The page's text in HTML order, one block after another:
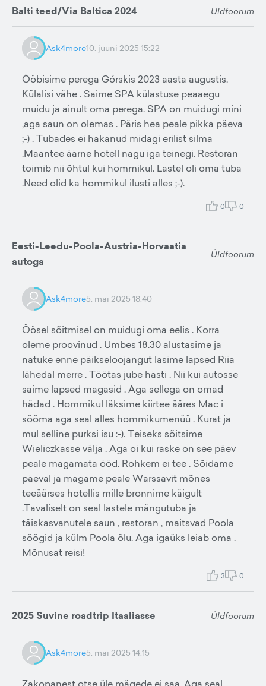
Balti teed/Via Baltica 2024 Üldfoorum
Ask4more10. juuni 2025 15:22
Ööbisime perega Górskis 2023 aasta augustis.
Külalisi vähe . Saime SPA külastuse peaaegu
muidu ja ainult oma perega. SPA on muidugi mini
,aga saun on olemas . Päris hea peale pikka päeva
;-) . Tubades ei hakanud midagi erilist silma
.Maantee äärne hotell nagu iga teinegi. Restoran
toimib nii õhtul kui hommikul. Lastel oli oma tuba
.Need olid ka hommikul ilusti alles ;-).
0 0
Eesti-Leedu-Poola-Austria-Horvaatia
autoga
Üldfoorum
Ask4more5. mai 2025 18:40
Öösel sõitmisel on muidugi oma eelis . Korra
oleme proovinud . Umbes 18.30 alustasime ja
natuke enne päikseloojangut lasime lapsed Riia
lähedal merre . Töötas jube hästi . Nii kui autosse
saime lapsed magasid . Aga sellega on omad
hädad . Hommikul läksime kiirtee ääres Mac i
sööma aga seal alles hommikumenüü . Kurat ja
mul selline purksi isu :-). Teiseks sõitsime
Wieliczkasse välja . Aga oi kui raske on see päev
peale magamata ööd. Rohkem ei tee . Sõidame
päeval ja magame peale Warssavit mõnes
teeäärses hotellis mille bronnime käigult
.Tavaliselt on seal lastele mängutuba ja
täiskasvanutele saun , restoran , maitsvad Poola
söögid ja külm Poola õlu. Aga igaüks leiab oma .
Mõnusat reisi!
3 0
2025 Suvine roadtrip Itaaliasse Üldfoorum
Ask4more5. mai 2025 14:15